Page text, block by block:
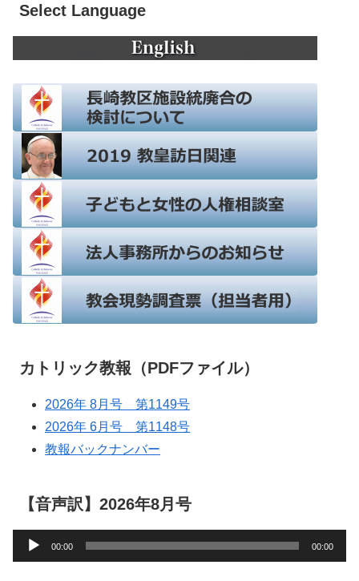
Select Language
カトリック教報（PDFファイル）
2026年 8月号 第1149号
2026年 6月号 第1148号
教報バックナンバー
【音声訳】2026年8月号
声
00:00 00:00